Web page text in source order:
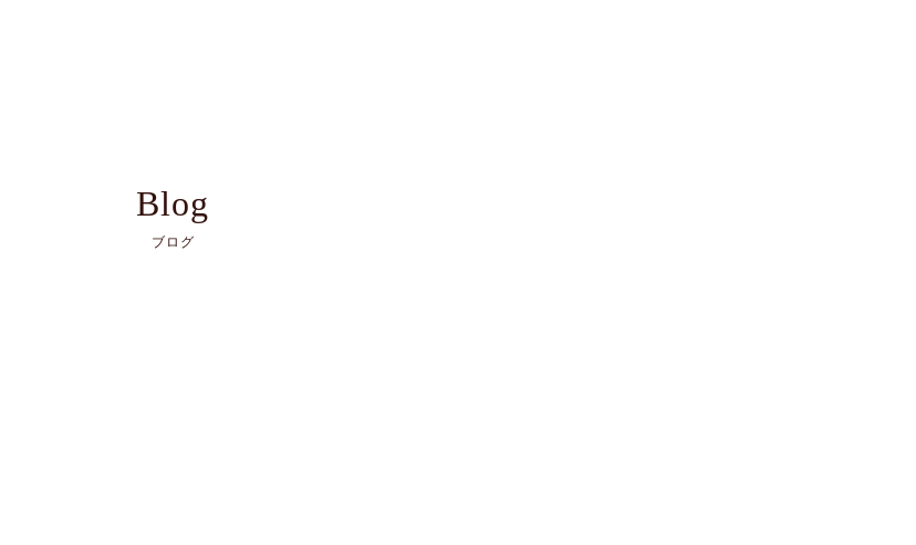
Blog
ブログ